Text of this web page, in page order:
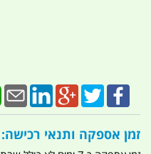
זמן אספקה ותנאי רכישה: